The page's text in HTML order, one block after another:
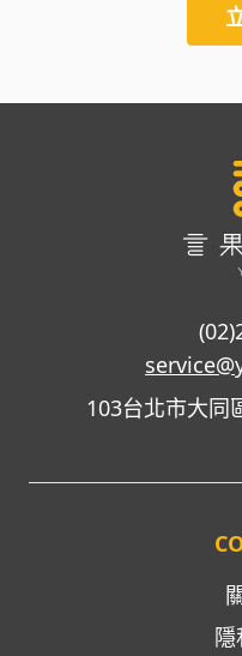
103台北市大同
隱